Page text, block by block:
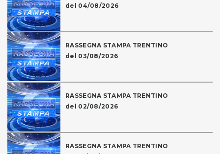
del 04/08/2026
RASSEGNA STAMPA TRENTINO
del 03/08/2026
RASSEGNA STAMPA TRENTINO
del 02/08/2026
RASSEGNA STAMPA TRENTINO